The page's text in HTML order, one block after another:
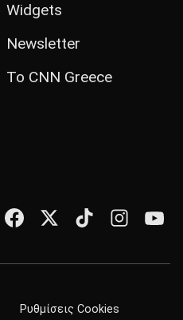
Widgets
Newsletter
Το CNN Greece
Ρυθμίσεις Cookies